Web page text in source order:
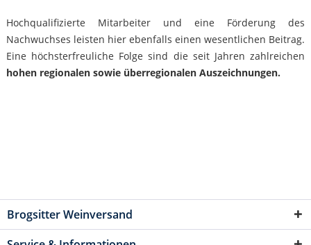
Hochqualifizierte Mitarbeiter und eine Förderung des
Nachwuchses leisten hier ebenfalls einen wesentlichen Beitrag.
Eine höchsterfreuliche Folge sind die seit Jahren zahlreichen
hohen regionalen sowie überregionalen Auszeichnungen.
Brogsitter Weinversand